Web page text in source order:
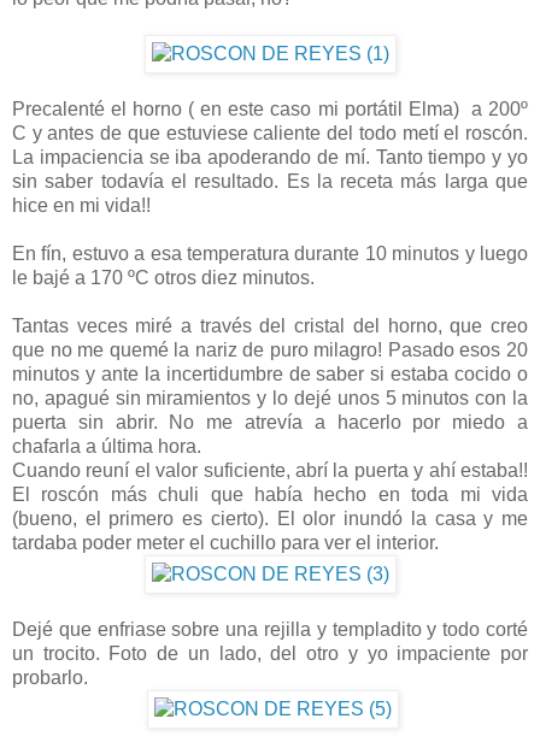
Precalenté el horno ( en este caso mi portátil Elma) a 200º
C y antes de que estuviese caliente del todo metí el roscón.
La impaciencia se iba apoderando de mí. Tanto tiempo y yo
sin saber todavía el resultado. Es la receta más larga que
hice en mi vida!!
En fín, estuvo a esa temperatura durante 10 minutos y luego
le bajé a 170 ºC otros diez minutos.
Tantas veces miré a través del cristal del horno, que creo
que no me quemé la nariz de puro milagro! Pasado esos 20
minutos y ante la incertidumbre de saber si estaba cocido o
no, apagué sin miramientos y lo dejé unos 5 minutos con la
puerta sin abrir. No me atrevía a hacerlo por miedo a
chafarla a última hora.
Cuando reuní el valor suficiente, abrí la puerta y ahí estaba!!
El roscón más chuli que había hecho en toda mi vida
(bueno, el primero es cierto). El olor inundó la casa y me
tardaba poder meter el cuchillo para ver el interior.
Dejé que enfriase sobre una rejilla y templadito y todo corté
un trocito. Foto de un lado, del otro y yo impaciente por
probarlo.